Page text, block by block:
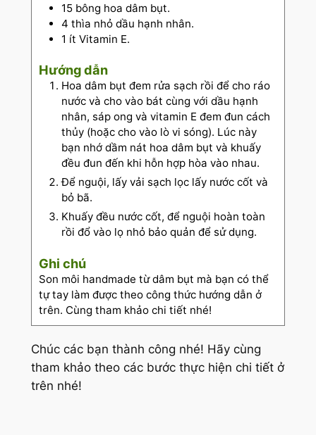
15 bông hoa dâm bụt.
4 thìa nhỏ dầu hạnh nhân.
1 ít Vitamin E.
Hướng dẫn
Hoa dâm bụt đem rửa sạch rồi để cho ráo
nước và cho vào bát cùng với dầu hạnh
nhân, sáp ong và vitamin E đem đun cách
thủy (hoặc cho vào lò vi sóng). Lúc này
bạn nhớ dầm nát hoa dâm bụt và khuấy
đều đun đến khi hỗn hợp hòa vào nhau.
Để nguội, lấy vải sạch lọc lấy nước cốt và
bỏ bã.
Khuấy đều nước cốt, để nguội hoàn toàn
rồi đổ vào lọ nhỏ bảo quản để sử dụng.
Ghi chú
Son môi handmade từ dâm bụt mà bạn có thể
tự tay làm được theo công thức hướng dẫn ở
trên. Cùng tham khảo chi tiết nhé!
Chúc các bạn thành công nhé! Hãy cùng
tham khảo theo các bước thực hiện chi tiết ở
trên nhé!